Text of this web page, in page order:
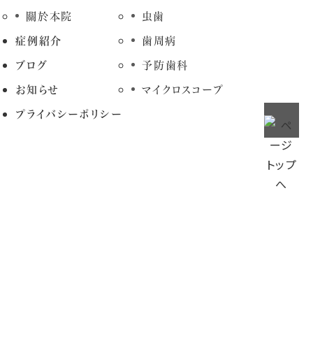
關於本院
症例紹介
ブログ
お知らせ
プライバシーポリシー
虫歯
歯周病
予防歯科
マイクロスコープ